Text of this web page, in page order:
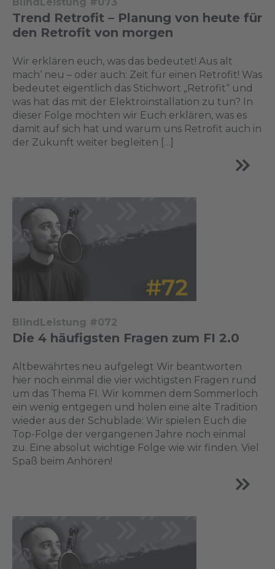
Trend Retrofit – Planung von heute für
den Retrofit von morgen
Wir erklären euch, was das bedeutet! Aus alt
mach‘ neu – oder auch: Zeit für einen Retrofit! Was
bedeutet eigentlich das Stichwort „Retrofit“ und
was hat das mit der Elektroinstallation zu tun? In
dieser Folge möchten wir Euch erklären, was es
damit auf sich hat und warum uns Retrofit auch in
der Zukunft weiter begleiten […]
BlindLeistung #072
Die 4 häufigsten Fragen zum FI 2.0
Altbewährtes neu aufgelegt Wir beantworten
hier noch einmal die vier wichtigsten Fragen rund
um das Thema FI. Wir kommen dem Sommerloch
ein wenig entgegen und holen eine alte Tradition
wieder aus der Schublade: Wir spielen Euch die
Top-Folge der vergangenen Jahre noch einmal
zu. Eine absolut wichtige Folge wie wir finden. Viel
Spaß beim Anhören!